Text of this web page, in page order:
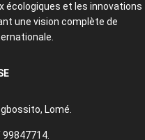
écologiques et les innovations
une vision complète de
Lomé.